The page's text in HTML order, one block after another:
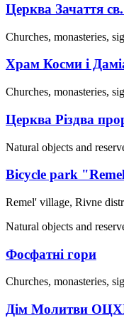
Церква Зачаття
Churches, monasteries,
Храм Косми і
Churches, monasteries,
Церква Різдва
Natural objects and
Bicycle park
Remel' village, Rivne
Natural objects and
Фосфатні гори
Churches, monasteries,
Дім Молитви